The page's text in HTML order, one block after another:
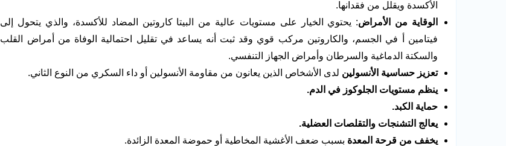
الأكسدة ويقلل من فقدانها.
الوقاية من الأمراض: يحتوي الخيار على مستويات عالية من البيتا كاروتين المضاد للأكسدة، والذي يتحول إلى
فيتامين أ في الجسم، والكاروتين مركب قوي وقد ثبت أنه يساعد في تقليل احتمالية الوفاة من أمراض القلب
والسكتة الدماغية والسرطان وأمراض الجهاز التنفسي.
تعزيز حساسية الأنسولين لدى الأشخاص الذين يعانون من مقاومة الأنسولين أو داء السكري من النوع الثاني.
ينظم مستويات الجلوكوز في الدم.
حماية الكبد.
يعالج التشنجات والتقلصات العضلية.
يخفف من قرحة المعدة بسبب ضعف الأغشية المخاطية أو حموضة المعدة الزائدة.